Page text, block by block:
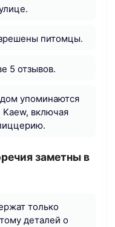
питомцы.
5 отзывов.
упоминаются
Kaew, включая
заметны в
только
деталей о